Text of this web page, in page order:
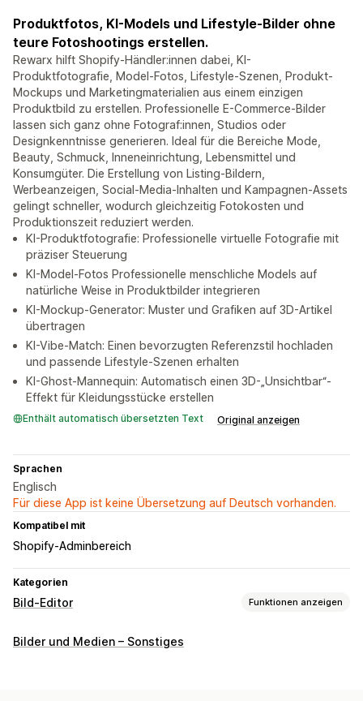
Produktfotos, KI-Models und Lifestyle-Bilder ohne
teure Fotoshootings erstellen.
Rewarx hilft Shopify-Händler:innen dabei, KI-
Produktfotografie, Model-Fotos, Lifestyle-Szenen, Produkt-
Mockups und Marketingmaterialien aus einem einzigen
Produktbild zu erstellen. Professionelle E-Commerce-Bilder
lassen sich ganz ohne Fotograf:innen, Studios oder
Designkenntnisse generieren. Ideal für die Bereiche Mode,
Beauty, Schmuck, Inneneinrichtung, Lebensmittel und
Konsumgüter. Die Erstellung von Listing-Bildern,
Werbeanzeigen, Social-Media-Inhalten und Kampagnen-Assets
gelingt schneller, wodurch gleichzeitig Fotokosten und
Produktionszeit reduziert werden.
KI-Produktfotografie: Professionelle virtuelle Fotografie mit
präziser Steuerung
KI-Model-Fotos Professionelle menschliche Models auf
natürliche Weise in Produktbilder integrieren
KI-Mockup-Generator: Muster und Grafiken auf 3D-Artikel
übertragen
KI-Vibe-Match: Einen bevorzugten Referenzstil hochladen
und passende Lifestyle-Szenen erhalten
KI-Ghost-Mannequin: Automatisch einen 3D-„Unsichtbar“-
Effekt für Kleidungsstücke erstellen
Enthält automatisch übersetzten Text Original anzeigen
Sprachen
Englisch
Für diese App ist keine Übersetzung auf Deutsch vorhanden.
Kompatibel mit
Shopify-Adminbereich
Kategorien
Bild-Editor Funktionen anzeigen
Bildoptimierung
Bilder und Medien – Sonstiges